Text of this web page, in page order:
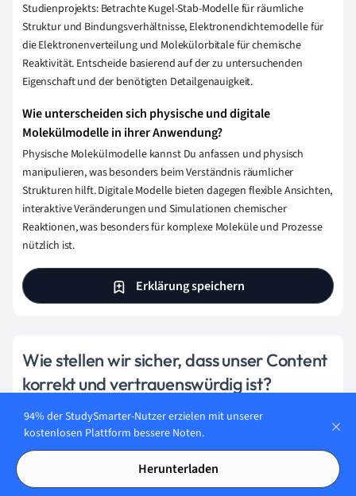
Studienprojekts: Betrachte Kugel-Stab-Modelle für räumliche
Struktur und Bindungsverhältnisse, Elektronendichtemodelle für
die Elektronenverteilung und Molekülorbitale für chemische
Reaktivität. Entscheide basierend auf der zu untersuchenden
Eigenschaft und der benötigten Detailgenauigkeit.
Wie unterscheiden sich physische und digitale
Molekülmodelle in ihrer Anwendung?
Physische Molekülmodelle kannst Du anfassen und physisch
manipulieren, was besonders beim Verständnis räumlicher
Strukturen hilft. Digitale Modelle bieten dagegen flexible Ansichten,
interaktive Veränderungen und Simulationen chemischer
Reaktionen, was besonders für komplexe Moleküle und Prozesse
nützlich ist.
Erklärung speichern
Wie stellen wir sicher, dass unser Content
korrekt und vertrauenswürdig ist?
Bei StudySmarter haben wir eine Lernplattform geschaffen,
die Millionen von Studierende unterstützt. Lerne die
Menschen kennen, die hart daran arbeiten, Fakten
basierten Content zu liefern und sicherzustellen, dass er
überprüft wird.
94% der StudySmarter-Nutzer erzielen mit unserer
kostenlosen Plattform bessere Noten.
Herunterladen